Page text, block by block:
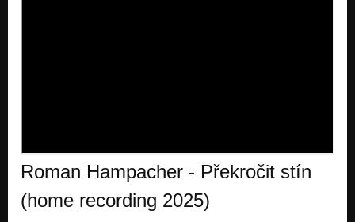
Črty
Trochu zestárli jsme lásko (Črty 2024)
Črty
Roman Hampacher - Překročit stín
(home recording 2025)